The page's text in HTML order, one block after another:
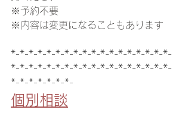
※予約不要
※内容は変更になることもあります
*-*-*-*-*-*-*-*-*-*-*-*-*-*-*-*-*-*-
*-*-*-*-*-*-*-*-*-*-*-*-*-*-*-*-*-*-
*-*-*-*-*-*-*-
個別相談